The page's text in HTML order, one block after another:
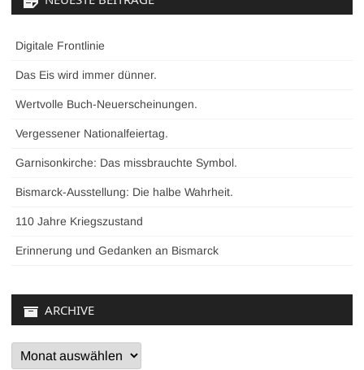
Digitale Frontlinie
Das Eis wird immer dünner.
Wertvolle Buch-Neuerscheinungen.
Vergessener Nationalfeiertag.
Garnisonkirche: Das missbrauchte Symbol.
Bismarck-Ausstellung: Die halbe Wahrheit.
110 Jahre Kriegszustand
Erinnerung und Gedanken an Bismarck
ARCHIVE
Archive